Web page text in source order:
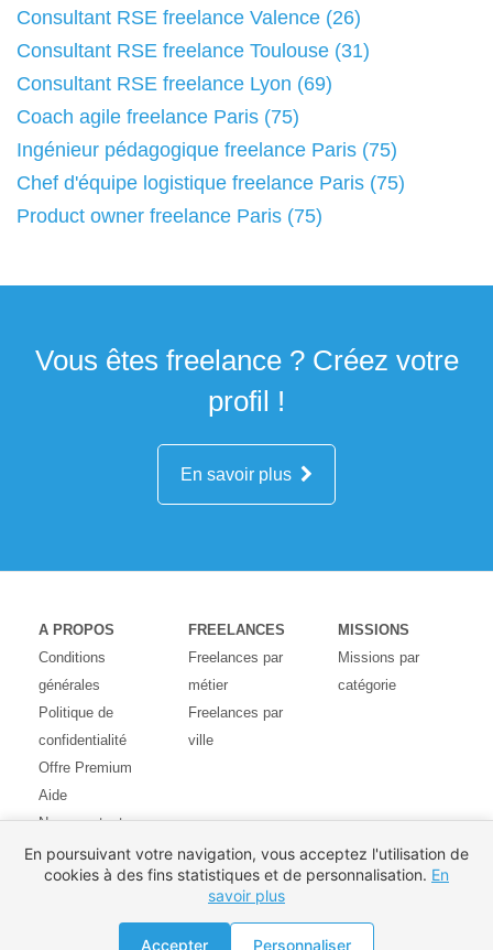
Consultant RSE freelance Valence (26)
Consultant RSE freelance Toulouse (31)
Consultant RSE freelance Lyon (69)
Coach agile freelance Paris (75)
Ingénieur pédagogique freelance Paris (75)
Chef d'équipe logistique freelance Paris (75)
Product owner freelance Paris (75)
Vous êtes freelance ? Créez votre
profil !
En savoir plus
A PROPOS
Conditions
générales
Politique de
confidentialité
Offre Premium
Aide
Nous contacter
Avis des
utilisateurs
FREELANCES
Freelances par
métier
Freelances par
ville
MISSIONS
Missions par
catégorie
En poursuivant votre navigation, vous acceptez l'utilisation de
cookies à des fins statistiques et de personnalisation. En
savoir plus
Accepter Personnaliser